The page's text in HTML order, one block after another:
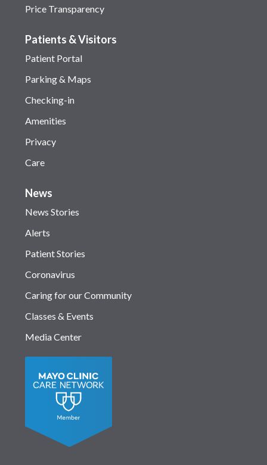
Price Transparency
Patients & Visitors
Patient Portal
Parking & Maps
Checking-in
Amenities
Privacy
Care
News
News Stories
Alerts
Patient Stories
Coronavirus
Caring for our Community
Classes & Events
Media Center